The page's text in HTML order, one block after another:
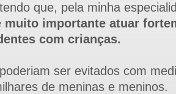
que, pela minha
muito importante atuar
com crianças.
ser evitados com
de meninas e meninos.